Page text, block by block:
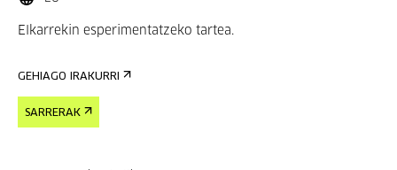
Elkarrekin esperimentatzeko tartea.
GEHIAGO IRAKURRI
SARRERAK